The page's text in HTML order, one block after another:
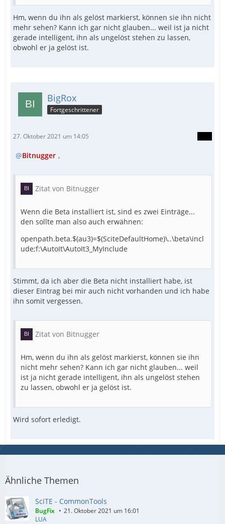
Hm, wenn du ihn als gelöst markierst, können sie ihn nicht
mehr sehen? Kann ich gar nicht glauben... weil ist ja nicht
gerade intelligent, ihn als ungelöst stehen zu lassen,
obwohl er ja gelöst ist.
BigRox
Fortgeschrittener
27. Oktober 2021 um 14:05
Bitnugger ,
Zitat von Bitnugger
Wenn die Beta installiert ist, sind es zwei Einträge...
den sollte man also auch erwähnen:
openpath.beta.$(au3)=$(SciteDefaultHome)\..\beta\incl
ude;f:\AutoIt\AutoIt3_MyInclude
Stimmt, da ich aber die Beta nicht installiert habe, ist
dieser Eintrag bei mir auch nicht vorhanden und ich habe
ihn somit vergessen.
Zitat von Bitnugger
Hm, wenn du ihn als gelöst markierst, können sie ihn
nicht mehr sehen? Kann ich gar nicht glauben... weil
ist ja nicht gerade intelligent, ihn als ungelöst stehen
zu lassen, obwohl er ja gelöst ist.
Wird sofort erledigt.
Ähnliche Themen
SciTE - CommonTools
BugFix
21. Oktober 2021 um 16:01
LUA